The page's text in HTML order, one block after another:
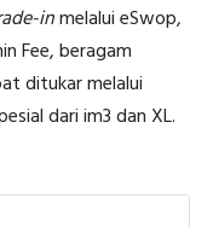
inmelalui eSwop,
Fee, beragam
ditukar melalui
dari im3 dan XL.